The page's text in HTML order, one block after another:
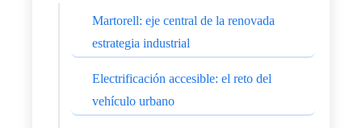
Martorell: eje central de la renovada
estrategia industrial
Electrificación accesible: el reto del
vehículo urbano